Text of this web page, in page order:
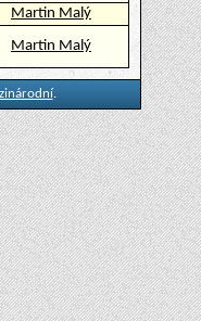
Martin Malý
Martin Malý
.